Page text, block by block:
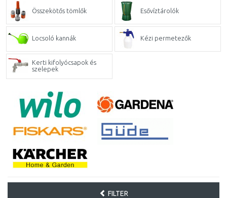
Összekötős tömlők Esővíztárolók
Locsoló kannák Kézi permetezők
Kerti kifolyócsapok és
szelepek
FILTER